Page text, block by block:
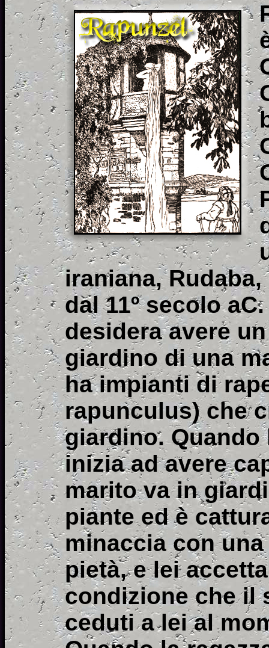
iraniana,
dal 11º secolo
desidera avere
giardino di una
ha impianti di
rapunculus) che
giardino.
inizia ad avere
marito va in
piante ed è
minaccia con
pietà, e lei
condizione che il
ceduti a lei al